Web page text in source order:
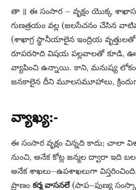
తా ॥ ఈ సంసార – వృక్షం యొక్క
గుణత్రయం వల్ల (జలసేచనం చేసిన
(శాఖాగ్ర స్థానీయాలైన ఇంద్రియ
రూపరసాది విషయ పల్లవాలతో కూడి,
వ్యాపించి ఉన్నాయి. కాని, మనుష్య
జనకాలైన దీని మూలసమూహాలు,
వ్యాఖ్య:-
ఈ సంసార వృక్షం చిన్నది కాదు; చాలా
నుంచి, అనేక కోట్ల జన్మల ద్వారా ఇది
అనేక శాఖలు–ఉపశాఖలుగా
ప్రాణంకర్మ వాసనలే(పాప–పుణ్య